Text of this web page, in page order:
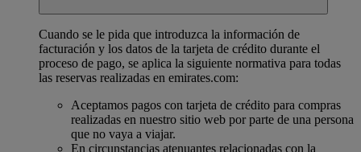
Cuando se le pida que introduzca la información de
facturación y los datos de la tarjeta de crédito durante el
proceso de pago, se aplica la siguiente normativa para todas
las reservas realizadas en emirates.com:
Aceptamos pagos con tarjeta de crédito para compras
realizadas en nuestro sitio web por parte de una persona
que no vaya a viajar.
En circunstancias atenuantes relacionadas con la